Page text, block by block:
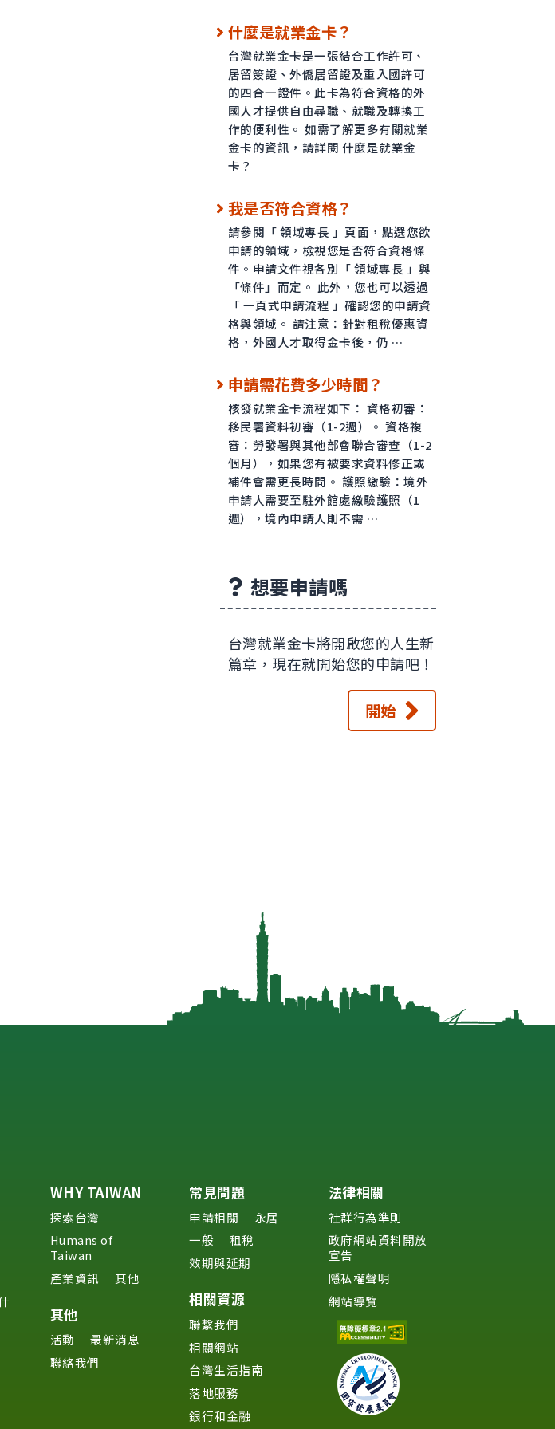
什麼是就業金卡？
台灣就業金卡是一張結合工作許可、
居留簽證、外僑居留證及重入國許可
的四合一證件。此卡為符合資格的外
國人才提供自由尋職、就職及轉換工
作的便利性。 如需了解更多有關就業
金卡的資訊，請詳閱 什麼是就業金
卡？
我是否符合資格？
請參閱「 領域專長 」頁面，點選您欲
申請的領域，檢視您是否符合資格條
件。申請文件視各別「 領域專長 」與
「條件」而定。 此外，您也可以透過
「 一頁式申請流程 」確認您的申請資
格與領域。 請注意：針對租稅優惠資
格，外國人才取得金卡後，仍 …
申請需花費多少時間？
核發就業金卡流程如下： 資格初審：
移民署資料初審（1-2週）。 資格複
審：勞發署與其他部會聯合審查（1-2
個月），如果您有被要求資料修正或
補件會需更長時間。 護照繳驗：境外
申請人需要至駐外館處繳驗護照（1
週），境內申請人則不需 …
想要申請嗎
台灣就業金卡將開啟您的人生新
篇章，現在就開始您的申請吧！
開始
WHY TAIWAN
探索台灣
Humans of
Taiwan
產業資訊
其他
其他
活動
最新消息
聯絡我們
常見問題
申請相關
永居
一般
租稅
效期與延期
相關資源
聯繫我們
相關網站
台灣生活指南
落地服務
銀行和金融
法律相關
社群行為準則
政府網站資料開放
宣告
隱私權聲明
網站導覽